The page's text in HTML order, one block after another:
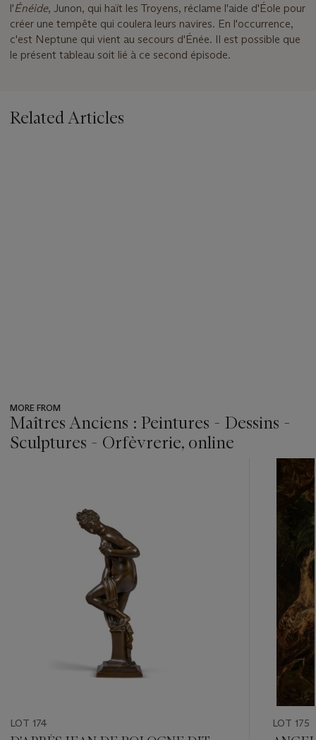
l'Énéide, Junon, qui haït les Troyens, réclame l'aide d'Éole pour
créer une tempête qui coulera leurs navires. En l'occurrence,
c'est Neptune qui vient au secours d'Énée. Il est possible que
le présent tableau soit lié à ce second épisode.
Related Articles
MORE FROM
Maîtres Anciens : Peintures - Dessins -
Sculptures - Orfèvrerie, online
LOT 174 LOT 175